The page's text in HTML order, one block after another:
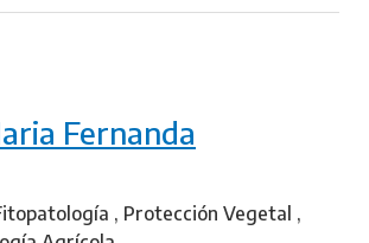
Fernanda
, Protección Vegetal ,